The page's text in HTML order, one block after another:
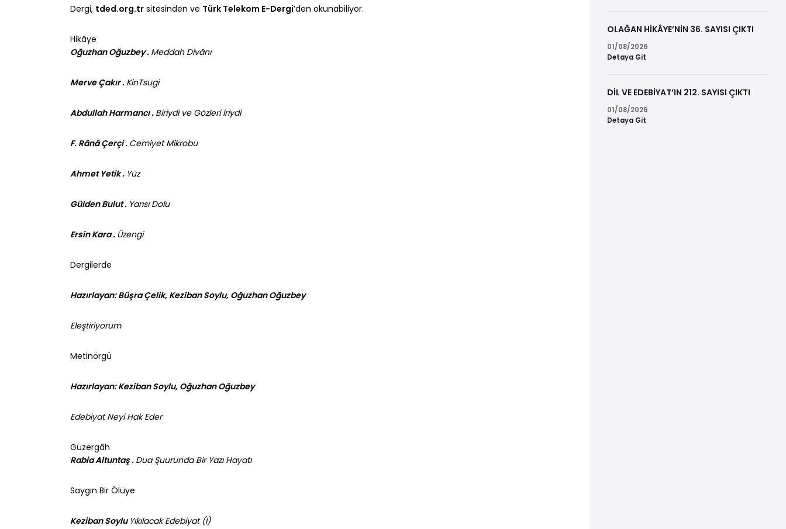
Dergi, tded.org.tr sitesinden ve Türk Telekom E-Dergi’den okunabiliyor.
Hikâye
Oğuzhan Oğuzbey . Meddah Divânı
Merve Çakır . KinTsugi
Abdullah Harmancı . Biriydi ve Gözleri İriydi
F. Rânâ Çerçi . Cemiyet Mikrobu
Ahmet Yetik . Yüz
Gülden Bulut . Yarısı Dolu
Ersin Kara . Üzengi
Dergilerde
Hazırlayan: Büşra Çelik, Keziban Soylu, Oğuzhan Oğuzbey
Eleştiriyorum
Metinörgü
Hazırlayan: Keziban Soylu, Oğuzhan Oğuzbey
Edebiyat Neyi Hak Eder
Güzergâh
Rabia Altuntaş . Dua Şuurunda Bir Yazı Hayatı
Saygın Bir Ölüye
Keziban Soylu Yıkılacak Edebiyat (I)
OLAĞAN HİKÂYE’NİN 36. SAYISI ÇIKTI
01/08/2026
Detaya Git
DİL VE EDEBİYAT’IN 212. SAYISI ÇIKTI
01/08/2026
Detaya Git